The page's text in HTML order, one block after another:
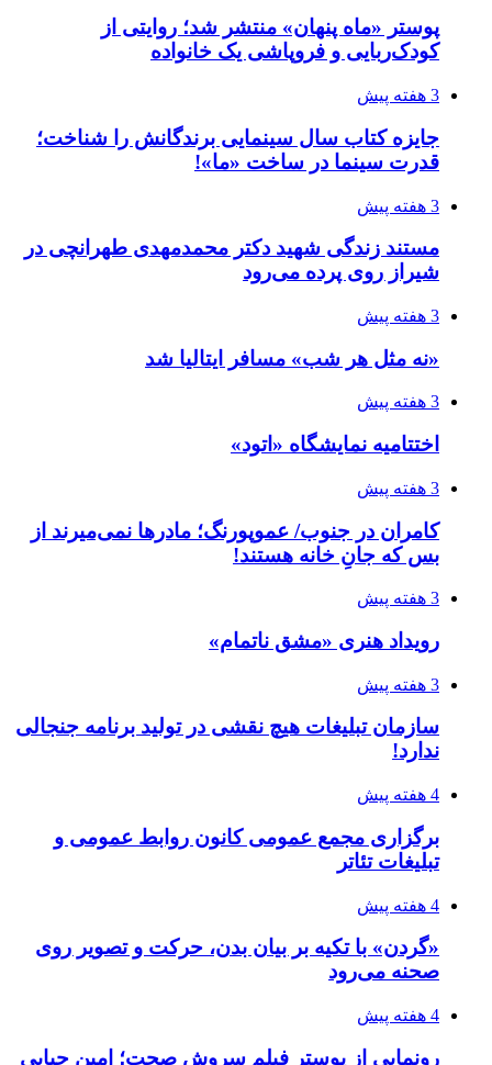
پوستر «ماه پنهان» منتشر شد؛ روایتی از
کودک‌ربایی و فروپاشی یک خانواده
3 هفته پیش
جایزه کتاب سال سینمایی برندگانش را شناخت؛
قدرت سینما در ساخت «ما»!
3 هفته پیش
مستند زندگی شهید دکتر محمدمهدی طهرانچی در
شیراز روی پرده می‌رود
3 هفته پیش
«نه مثل هر شب» مسافر ایتالیا شد
3 هفته پیش
اختتامیه نمایشگاه «اتود»
3 هفته پیش
کامران در جنوب/ عموپورنگ؛ مادرها نمی‌میرند از
بس که جانِ خانه هستند!
3 هفته پیش
رویداد هنری «مشق ناتمام»
3 هفته پیش
سازمان تبلیغات هیچ نقشی در تولید برنامه جنجالی
ندارد!
4 هفته پیش
برگزاری مجمع عمومی کانون روابط عمومی و
تبلیغات تئاتر
4 هفته پیش
«گردن» با تکیه بر بیان بدن، حرکت و تصویر روی
صحنه می‌رود
4 هفته پیش
رونمایی از پوستر فیلم سروش صحت؛ امین حیایی